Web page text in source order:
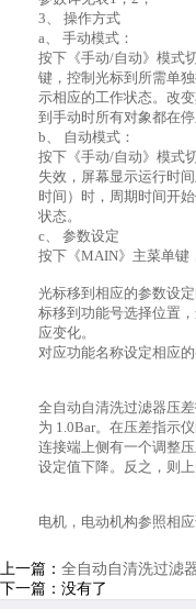
3、 操作方式
a、 手动模式：
按下《手动/自动》模式
键，控制光标到所需单
示相应的工作状态。改
到手动时所有对象都在停
b、 自动模式：
按下《手动/自动》模式
失效，屏幕显示运行时
时间）时，周期时间开
状态。
c、 参数设定
按下《MAIN》主菜单键
光标移到相应的参数设
标移到功能号选择位置
应变化。
对应功能名称设定相应的
全自动自清洗过滤器压
为 1.0Bar。在压差指示
连接端上侧有一个调整
设定值下降。反之，则上
电机，电动机构参照相
上一篇： 全自动自清洗过滤
下一篇：没有了